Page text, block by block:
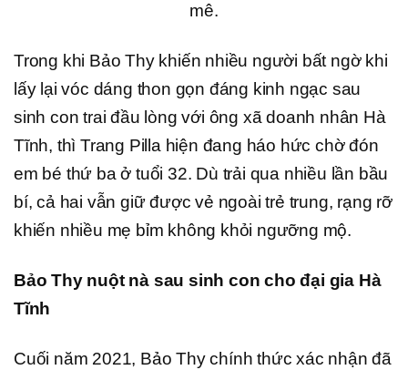
mê.
Trong khi Bảo Thy khiến nhiều người bất ngờ khi
lấy lại vóc dáng thon gọn đáng kinh ngạc sau
sinh con trai đầu lòng với ông xã doanh nhân Hà
Tĩnh, thì Trang Pilla hiện đang háo hức chờ đón
em bé thứ ba ở tuổi 32. Dù trải qua nhiều lần bầu
bí, cả hai vẫn giữ được vẻ ngoài trẻ trung, rạng rỡ
khiến nhiều mẹ bỉm không khỏi ngưỡng mộ.
Bảo Thy nuột nà sau sinh con cho đại gia Hà
Tĩnh
Cuối năm 2021, Bảo Thy chính thức xác nhận đã